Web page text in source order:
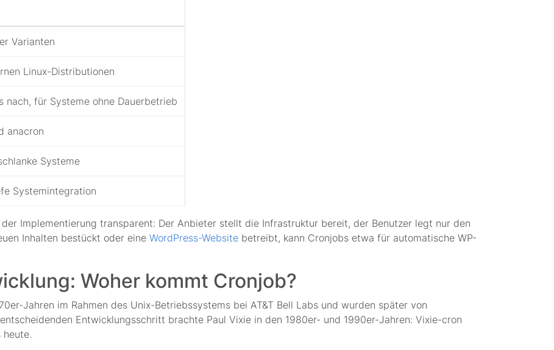
Varianten
Linux-Distributionen
nach, für Systeme ohne Dauerbetrieb
anacron
Systeme
Systemintegration
Implementierung transparent: Der Anbieter stellt die Infrastruktur bereit, der Benutzer legt nur den
Inhalten bestückt oder eine WordPress-Website betreibt, kann Cronjobs etwa für automatische WP-
Woher kommt Cronjob?
Jahren im Rahmen des Unix-Betriebssystems bei AT&T Bell Labs und wurden später von
Entwicklungsschritt brachte Paul Vixie in den 1980er- und 1990er-Jahren: Vixie-cron